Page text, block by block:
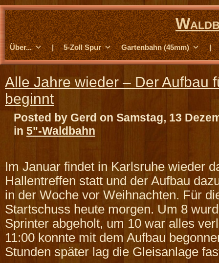
Über... | 5-Zoll Spur Gartenbahn (45mm) |
Alle Jahre wieder – Der Aufbau
beginnt
Posted by Gerd on Samstag, 13
in 5"-Waldbahn
Im Januar findet in Karlsruhe wieder
Hallentreffen statt und der Aufbau
in der Woche vor Weihnachten. Für
Startschuss heute morgen. Um 8
Sprinter abgeholt, um 10 war alles
11:00 konnte mit dem Aufbau
Stunden später lag die Gleisanlage